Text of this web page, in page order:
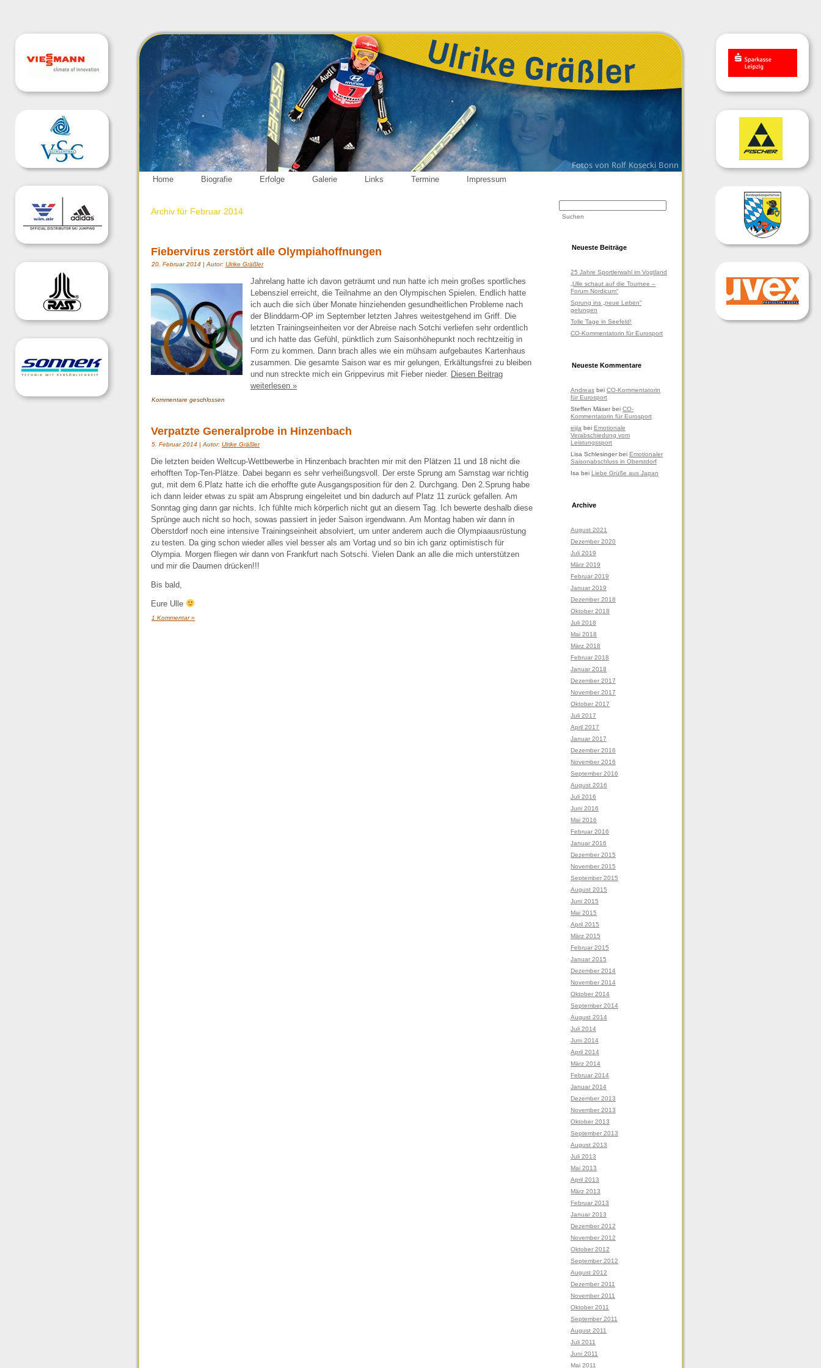
Home Biografie Erfolge Galerie Links Termine Impressum
Archiv für Februar 2014
Fiebervirus zerstört alle Olympiahoffnungen
20. Februar 2014 | Autor: Ulrike Gräßler
Jahrelang hatte ich davon geträumt und nun hatte ich mein großes sportliches
Lebensziel erreicht, die Teilnahme an den Olympischen Spielen. Endlich hatte
ich auch die sich über Monate hinziehenden gesundheitlichen Probleme nach
der Blinddarm-OP im September letzten Jahres weitestgehend im Griff. Die
letzten Trainingseinheiten vor der Abreise nach Sotchi verliefen sehr ordentlich
und ich hatte das Gefühl, pünktlich zum Saisonhöhepunkt noch rechtzeitig in
Form zu kommen. Dann brach alles wie ein mühsam aufgebautes Kartenhaus
zusammen. Die gesamte Saison war es mir gelungen, Erkältungsfrei zu bleiben
und nun streckte mich ein Grippevirus mit Fieber nieder. Diesen Beitrag
weiterlesen »
Kommentare geschlossen
Verpatzte Generalprobe in Hinzenbach
5. Februar 2014 | Autor: Ulrike Gräßler
Die letzten beiden Weltcup-Wettbewerbe in Hinzenbach brachten mir mit den Plätzen 11 und 18 nicht die
erhofften Top-Ten-Plätze. Dabei begann es sehr verheißungsvoll. Der erste Sprung am Samstag war richtig
gut, mit dem 6.Platz hatte ich die erhoffte gute Ausgangsposition für den 2. Durchgang. Den 2.Sprung habe
ich dann leider etwas zu spät am Absprung eingeleitet und bin dadurch auf Platz 11 zurück gefallen. Am
Sonntag ging dann gar nichts. Ich fühlte mich körperlich nicht gut an diesem Tag. Ich bewerte deshalb diese
Sprünge auch nicht so hoch, sowas passiert in jeder Saison irgendwann. Am Montag haben wir dann in
Oberstdorf noch eine intensive Trainingseinheit absolviert, um unter anderem auch die Olympiaausrüstung
zu testen. Da ging schon wieder alles viel besser als am Vortag und so bin ich ganz optimistisch für
Olympia. Morgen fliegen wir dann von Frankfurt nach Sotschi. Vielen Dank an alle die mich unterstützen
und mir die Daumen drücken!!!
Bis bald,
Eure Ulle
1 Kommentar »
Neueste Beiträge
25 Jahre Sportlerwahl im Vogtland
„Ulle schaut auf die Tournee –
Forum Nordicum“
Sprung ins „neue Leben“
gelungen
Tolle Tage in Seefeld!
CO-Kommentatorin für Eurosport
Neueste Kommentare
Andreas bei CO-Kommentatorin
für Eurosport
Steffen Mäserbei CO-
Kommentatorin für Eurosport
eijia bei Emotionale
Verabschiedung vom
Leistungssport
Lisa Schlesingerbei Emotionaler
Saisonabschluss in Oberstdorf
Isa bei Liebe Grüße aus Japan
Archive
August 2021
Dezember 2020
Juli 2019
März 2019
Februar 2019
Januar 2019
Dezember 2018
Oktober 2018
Juli 2018
Mai 2018
März 2018
Februar 2018
Januar 2018
Dezember 2017
November 2017
Oktober 2017
Juli 2017
April 2017
Januar 2017
Dezember 2016
November 2016
September 2016
August 2016
Juli 2016
Juni 2016
Mai 2016
Februar 2016
Januar 2016
Dezember 2015
November 2015
September 2015
August 2015
Juni 2015
Mai 2015
April 2015
März 2015
Februar 2015
Januar 2015
Dezember 2014
November 2014
Oktober 2014
September 2014
August 2014
Juli 2014
Juni 2014
April 2014
März 2014
Februar 2014
Januar 2014
Dezember 2013
November 2013
Oktober 2013
September 2013
August 2013
Juli 2013
Mai 2013
April 2013
März 2013
Februar 2013
Januar 2013
Dezember 2012
November 2012
Oktober 2012
September 2012
August 2012
Dezember 2011
November 2011
Oktober 2011
September 2011
August 2011
Juli 2011
Juni 2011
Mai 2011